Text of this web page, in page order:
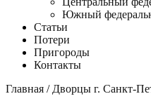
Южный
Статьи
Потери
Пригороды
Контакты
Главная /Дворцы г. Санкт-